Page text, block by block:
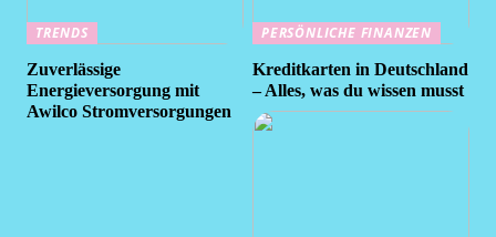
TRENDS
Zuverlässige
Energieversorgung mit
Awilco Stromversorgungen
PERSÖNLICHE FINANZEN
Kreditkarten in Deutschland
– Alles, was du wissen musst